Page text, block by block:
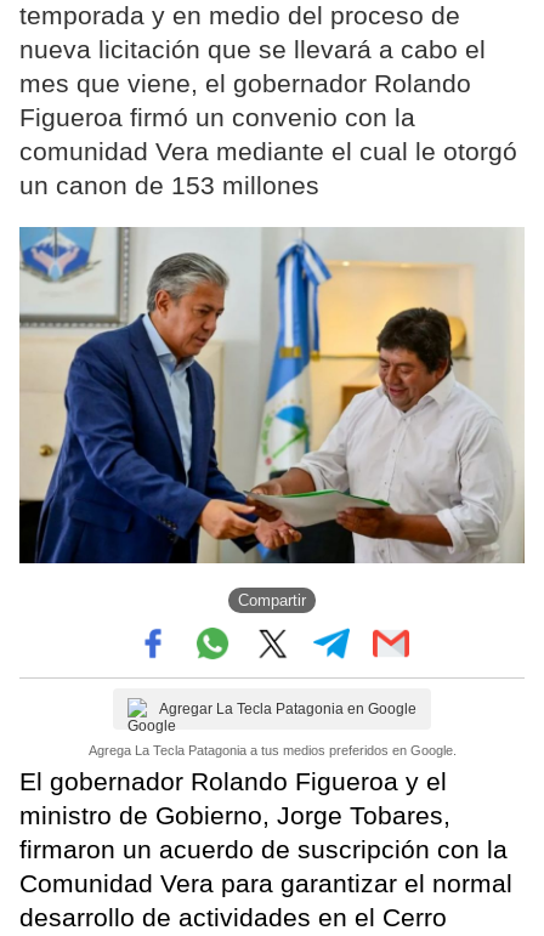
temporada y en medio del proceso de
nueva licitación que se llevará a cabo el
mes que viene, el gobernador Rolando
Figueroa firmó un convenio con la
comunidad Vera mediante el cual le otorgó
un canon de 153 millones
Compartir
Agregar La Tecla Patagonia en Google
Agrega La Tecla Patagonia a tus medios preferidos en Google.
El gobernador Rolando Figueroa y el
ministro de Gobierno, Jorge Tobares,
firmaron un acuerdo de suscripción con la
Comunidad Vera para garantizar el normal
desarrollo de actividades en el Cerro